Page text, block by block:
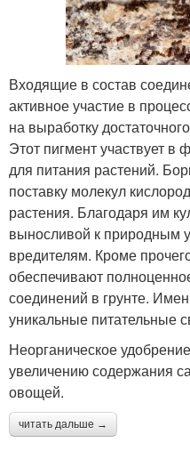
Входящие в состав
активное участие в
на выработку
Этот пигмент участвует в
для питания растений.
поставку молекул
растения. Благодаря им
выносливой к природным
вредителям. Кроме
обеспечивают
соединений в грунте.
уникальные питательные
Неорганическое
увеличению содержания
овощей.
читать дальше →